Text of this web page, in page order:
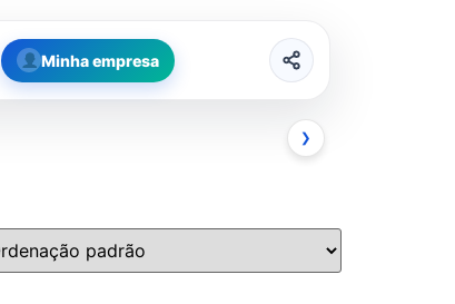
Minha empresa
❯